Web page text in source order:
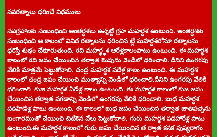
నవరత్నాలు ధరించే విధములు
నవగ్రహాలకు సంబంధించి అంతర్ధశలు ఉన్నట్టే గ్రహ మహర్ధశ ఉంటుంది. అంతర్ధశకు
సంబంధించి ఆ కాలంలో వివిధ రత్నాలను ధరించిన ట్లే మహర్ధశలోనూ రత్నాలను
ధరిస్తే శుభం చేకూరుతుంది. రవి మహర్ధ్థశ ఆరేళ్లకాలంపాటు ఉంటుంది. ఈ మహర్థశ
కాలంలో రవి జపం చేయించిన తర్వాత కెంపును వెండిలో ధరించాలి. దీనిని ఉంగరపు
వేలికి మాత్రమే పెట్టుకోవాలి. చంద్ర మహర్థశ పదేళ్ల కాలం ఉంటుంది. ఈ మహర్ధశ
కాలంలో చంద్ర జపం చేయించి ముత్యాన్ని వెండిలో ధరించాలి.దీనిని ఉంగరపు వేలికి
ధరించాలి. కుజ మహర్థశ ఏడేళ్ల కాలం ఉంటుంది. ఈ మహర్థశ కాలంలో కుజ జపం
చేయించిన తర్వాత పగడాన్ని వెండిలో ఉంగరపు వేలికి ధరించాలి. బుధ మహర్ధశ
పదిహేడేళ్ల పాటు ఉంటుంది. ఈ కాలంలో బుధ జపం చేయించిన తర్వాత జాతిపచ్చను
బంగారముతో చేయించి చిటికెన వేలు పెట్టుకోవాలి. గురు మహర్ధశ పదహారేళ్ల పాటు
ఉంటుంది.ఈ మహర్ధశ కాలంలో గురు జపం చేయించిన త ర్వాత కనక పుష్యరాగం